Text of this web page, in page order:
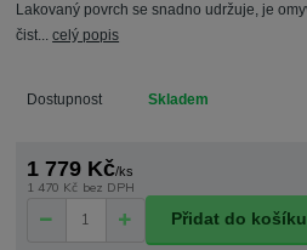
Lakovaný povrch se snadno udržuje, je
čist...celý popis
Dostupnost Skladem
1 779 Kč/ks
1 470 Kč bez DPH
Přidat do košíku